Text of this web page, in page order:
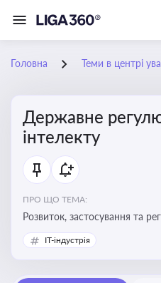
Головна Теми в центрі
Державне
інтелекту
ПРО ЩО ТЕМА:
Розвиток, застосування та
інтелекту в різних сферах —
до державного сектора
IT-індустрія